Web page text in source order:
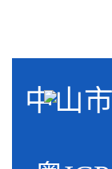
中山